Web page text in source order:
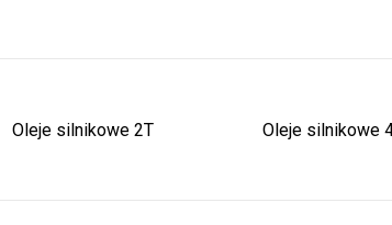
Oleje silnikowe 2T Oleje silnikowe